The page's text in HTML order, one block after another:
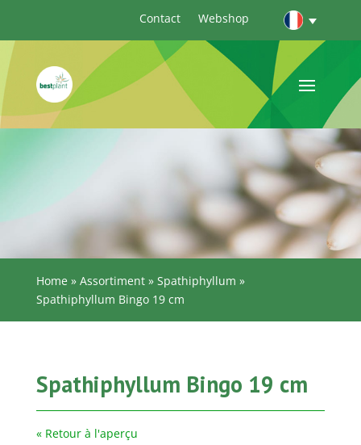
Contact Webshop
Home » Assortiment» Spathiphyllum »
Spathiphyllum Bingo 19 cm
Spathiphyllum Bingo 19 cm
« Retour à l'aperçu